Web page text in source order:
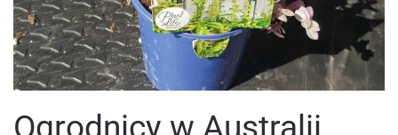
Ogrodnicy w Australii